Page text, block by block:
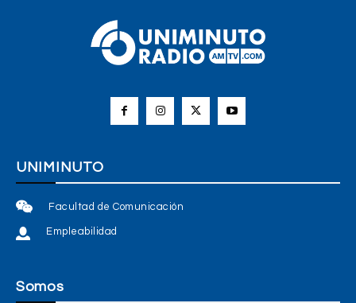
UNIMINUTO
Facultad de Comunicación
Empleabilidad
Somos